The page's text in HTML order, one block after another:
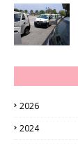
2026
2024